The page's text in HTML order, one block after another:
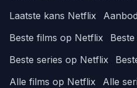
Laatste kans Netflix
Beste films op Netflix
Beste series op Netflix
Alle films op Netflix
Alle